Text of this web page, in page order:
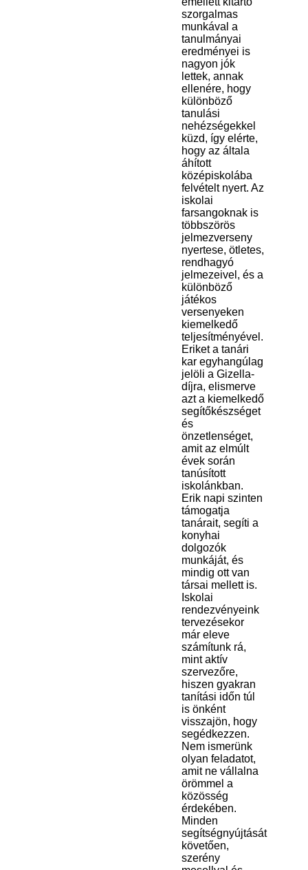
szorgalmas
munkával a
tanulmányai
eredményei is
nagyon jók
lettek, annak
ellenére, hogy
különböző
tanulási
nehézségekkel
küzd, így elérte,
hogy az általa
áhított
középiskolába
felvételt nyert. Az
iskolai
farsangoknak is
többszörös
jelmezverseny
nyertese, ötletes,
rendhagyó
jelmezeivel, és a
különböző
játékos
versenyeken
kiemelkedő
teljesítményével.
Eriket a tanári
kar egyhangúlag
jelöli a Gizella-
díjra, elismerve
azt a kiemelkedő
segítőkészséget
és
önzetlenséget,
amit az elmúlt
évek során
tanúsított
iskolánkban.
Erik napi szinten
támogatja
tanárait, segíti a
konyhai
dolgozók
munkáját, és
mindig ott van
társai mellett is.
Iskolai
rendezvényeink
tervezésekor
már eleve
számítunk rá,
mint aktív
szervezőre,
hiszen gyakran
tanítási időn túl
is önként
visszajön, hogy
segédkezzen.
Nem ismerünk
olyan feladatot,
amit ne vállalna
örömmel a
közösség
érdekében.
Minden
segítségnyújtását
követően,
szerény